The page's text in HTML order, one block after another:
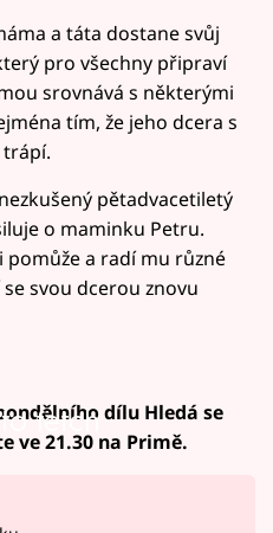
a táta dostane svůj
pro všechny připraví
srovnává s některými
tím, že jeho dcera s
trápí.
pětadvacetiletý
o maminku Petru.
pomůže a radí mu různé
svou dcerou znovu
fetchdílu Hledá se
ve 21.30 na Primě.